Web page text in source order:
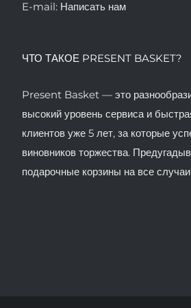
E-mail: Написать нам
ЧТО ТАКОЕ PRESENT BASKET?
Present Basket — это
высокий уровень сервиса и
клиентов уже 5 лет, за которые
виновников торжества.
подарочные корзины на все